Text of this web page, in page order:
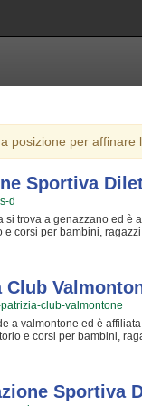
posizione per affinare
Sportiva
d
trova a genazzano ed è
corsi per bambini,
di quelle qualità
allenatori sono tra i più
Dilettantistica crede fin
i propri limiti personali
Sportiva Dilettantistica è
amichevole. Se vuoi
sul bottone
club-valmontone
a valmontone ed è
e corsi per bambini,
sia sulla creazione di
per questo motivo gli
Patrizia Club
crescere e superare i
Patrizia Club
Sportiva